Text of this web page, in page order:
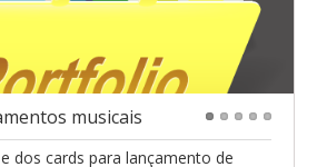
musicais
dos cards para lançamento de